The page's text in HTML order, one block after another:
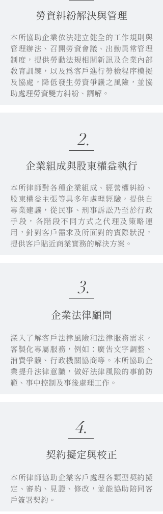
勞資糾紛解決與管理
本所協助企業依法建立健全的工作規則與
管理辦法、召開勞資會議、出勤異常管理
制度，提供勞動法規相關新訊及企業內部
教育訓練，以及為客戶進行勞檢程序模擬
及協處，降低發生勞資爭議之風險，並協
助處理勞資雙方糾紛、調解。
2.
企業組成與股東權益執行
本所律師對各種企業組成、經營權糾紛、
股東權益主張等具多年處理經驗，提供自
專業建議，從民事、刑事訴訟乃至於行政
手段，各階段不同方式之代理及策略運
用，針對客戶需求及所面對的實際狀況，
提供客戶貼近商業實務的解決方案。
3.
企業法律顧問
深入了解客戶法律風險和法律服務需求，
客製化專屬服務，例如：廣告文字調整、
消費爭議、行政機關協商等。本所協助企
業提升法律意識，做好法律風險的事前防
範、事中控制及事後處理工作。
4.
契約擬定與校正
本所律師協助企業客戶處理各類型契約擬
定、審約、見證、修改，並能協助陪同客
戶簽署契約。